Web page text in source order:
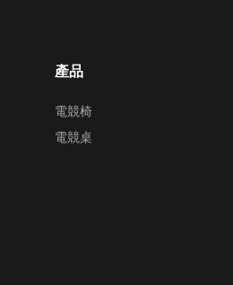
產品
電競椅
電競桌